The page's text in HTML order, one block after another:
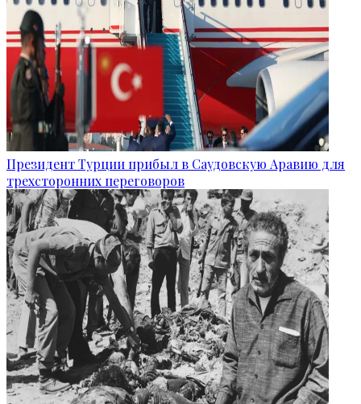
Президент Турции прибыл в Саудовскую Аравию для
трехсторонних переговоров